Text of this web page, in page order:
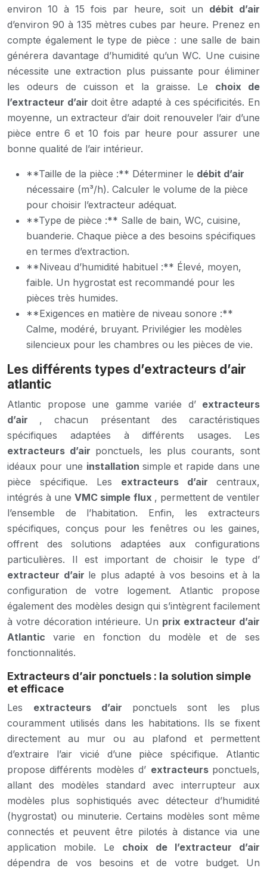
environ 10 à 15 fois par heure, soit un débit d’air
d’environ 90 à 135 mètres cubes par heure. Prenez en
compte également le type de pièce : une salle de bain
générera davantage d’humidité qu’un WC. Une cuisine
nécessite une extraction plus puissante pour éliminer
les odeurs de cuisson et la graisse. Le choix de
l’extracteur d’air doit être adapté à ces spécificités. En
moyenne, un extracteur d’air doit renouveler l’air d’une
pièce entre 6 et 10 fois par heure pour assurer une
bonne qualité de l’air intérieur.
**Taille de la pièce :** Déterminer le débit d’air
nécessaire (m³/h). Calculer le volume de la pièce
pour choisir l’extracteur adéquat.
**Type de pièce :** Salle de bain, WC, cuisine,
buanderie. Chaque pièce a des besoins spécifiques
en termes d’extraction.
**Niveau d’humidité habituel :** Élevé, moyen,
faible. Un hygrostat est recommandé pour les
pièces très humides.
**Exigences en matière de niveau sonore :**
Calme, modéré, bruyant. Privilégier les modèles
silencieux pour les chambres ou les pièces de vie.
Les différents types d’extracteurs d’air
atlantic
Atlantic propose une gamme variée d’ extracteurs
d’air , chacun présentant des caractéristiques
spécifiques adaptées à différents usages. Les
extracteurs d’air ponctuels, les plus courants, sont
idéaux pour une installation simple et rapide dans une
pièce spécifique. Les extracteurs d’air centraux,
intégrés à uneVMC simple flux , permettent de ventiler
l’ensemble de l’habitation. Enfin, les extracteurs
spécifiques, conçus pour les fenêtres ou les gaines,
offrent des solutions adaptées aux configurations
particulières. Il est important de choisir le type d’
extracteur d’air le plus adapté à vos besoins et à la
configuration de votre logement. Atlantic propose
également des modèles design qui s’intègrent facilement
à votre décoration intérieure. Un prix extracteur d’air
Atlantic varie en fonction du modèle et de ses
fonctionnalités.
Extracteurs d’air ponctuels : la solution simple
et efficace
Les extracteurs d’air ponctuels sont les plus
couramment utilisés dans les habitations. Ils se fixent
directement au mur ou au plafond et permettent
d’extraire l’air vicié d’une pièce spécifique. Atlantic
propose différents modèles d’ extracteurs ponctuels,
allant des modèles standard avec interrupteur aux
modèles plus sophistiqués avec détecteur d’humidité
(hygrostat) ou minuterie. Certains modèles sont même
connectés et peuvent être pilotés à distance via une
application mobile. Le choix de l’extracteur d’air
dépendra de vos besoins et de votre budget. Un